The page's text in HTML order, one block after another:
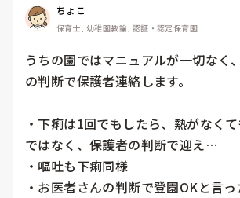
ちょこ
保育士, 幼稚園教諭, 認証・認定保育園
うちの園ではマニュアルが一切なく
の判断で保護者連絡します。
・下痢は1回でもしたら、熱がなく
ではなく、保護者の判断で迎え…
・嘔吐も下痢同様
・お医者さんの判断で登園OKと言